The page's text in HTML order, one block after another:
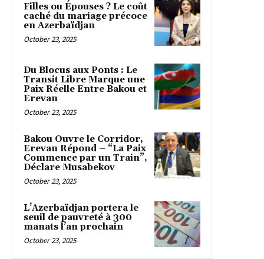
Filles ou Épouses ? Le coût
caché du mariage précoce
en Azerbaïdjan
October 23, 2025
Du Blocus aux Ponts : Le
Transit Libre Marque une
Paix Réelle Entre Bakou et
Erevan
October 23, 2025
Bakou Ouvre le Corridor,
Erevan Répond – “La Paix
Commence par un Train”,
Déclare Musabekov
October 23, 2025
L’Azerbaïdjan portera le
seuil de pauvreté à 300
manats l’an prochain
October 23, 2025